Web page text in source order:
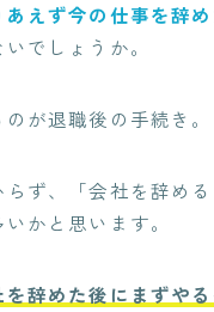
あえず今の仕事を辞
でしょうか。
が退職後の手続き。
ず、「会社を辞め
かと思います。
を辞めた後にまずや